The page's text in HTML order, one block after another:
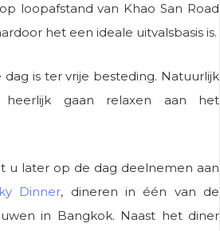
loopafstand van Khao San Road
het een ideale uitvalsbasis is.
dag is ter vrije besteding. Natuurlijk
gaan relaxen aan het
u later op de dag deelnemen aan
Dinner, dineren in één van de
in Bangkok. Naast het diner